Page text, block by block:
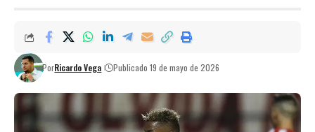
PorRicardo Vega Publicado 19 de mayo de 2026